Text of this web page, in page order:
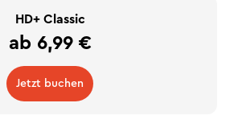
HD+ Classic
ab 6,99 €
Jetzt buchen